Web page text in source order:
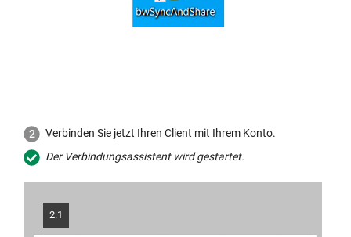
Verbinden Sie jetzt Ihren Client mit Ihrem Konto.
Der Verbindungsassistent wird gestartet.
2.1